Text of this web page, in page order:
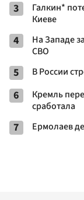
3
Галкин*
Киеве
4
На Западе
СВО
5 В России
6
Кремль
сработала
7 Ермолаев